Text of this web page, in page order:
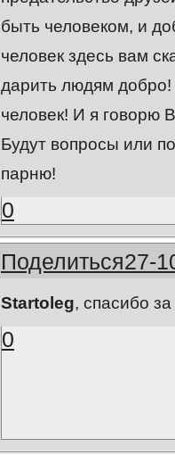
быть человеком, и
человек здесь вам
дарить людям
человек! И я говорю
Будут вопросы или
парню!
0
Поделиться27-
Startoleg, спасибо
0